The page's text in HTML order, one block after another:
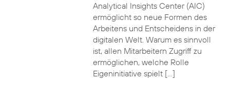
Analytical Insights Center (AIC)
ermöglicht so neue Formen des
Arbeitens und Entscheidens in der
digitalen Welt. Warum es sinnvoll
ist, allen Mitarbeitern Zugriff zu
ermöglichen, welche Rolle
Eigeninitiative spielt […]